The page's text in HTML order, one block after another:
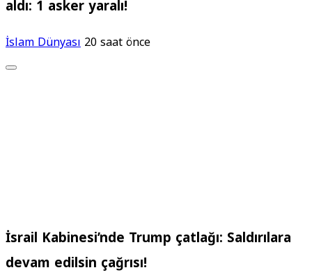
aldı: 1 asker yaralı!
İslam Dünyası20 saat önce
İsrail Kabinesi’nde Trump çatlağı: Saldırılara
devam edilsin çağrısı!